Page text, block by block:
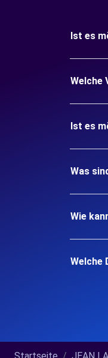
Ist es
Welche
Ist es
Was
Wie
Welche